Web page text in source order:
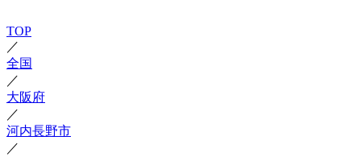
TOP
／
全国
／
大阪府
／
河内長野市
／